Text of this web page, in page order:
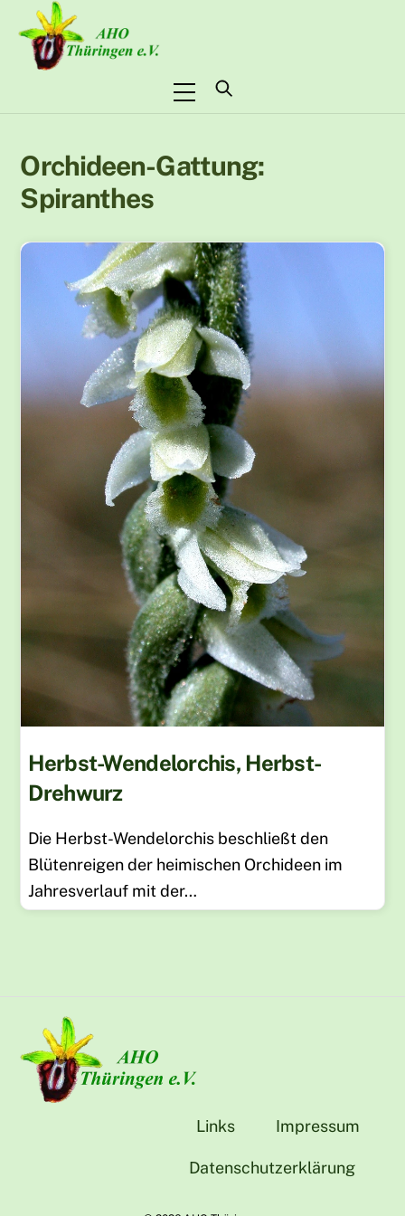
content
Menu
Orchideen-Gattung:
Spiranthes
Herbst-Wendelorchis, Herbst-
Drehwurz
Die Herbst-Wendelorchis beschließt den
Blütenreigen der heimischen Orchideen im
Jahresverlauf mit der…
Links Impressum
Datenschutzerklärung